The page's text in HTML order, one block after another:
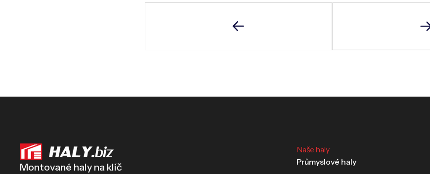
Montované haly na klíč
Naše haly
Průmyslové haly